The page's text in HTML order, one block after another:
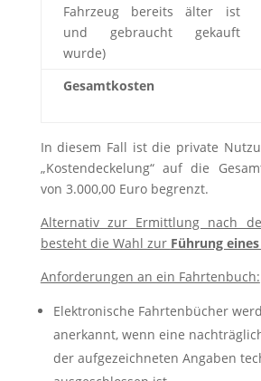
Fahrzeug bereits älter ist
und gebraucht gekauft
wurde)
Gesamtkosten
In diesem Fall ist die private
„Kostendeckelung“ auf die
von 3.000,00 Euro begrenzt.
Alternativ zur Ermittlung nach
besteht die Wahl zur Führung
Anforderungen an ein Fahrtenbuch:
Elektronische Fahrtenbücher
anerkannt, wenn eine
der aufgezeichneten Angaben